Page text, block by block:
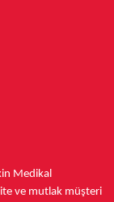
Medikal
ve mutlak müşteri